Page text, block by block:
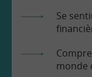
Se
monde